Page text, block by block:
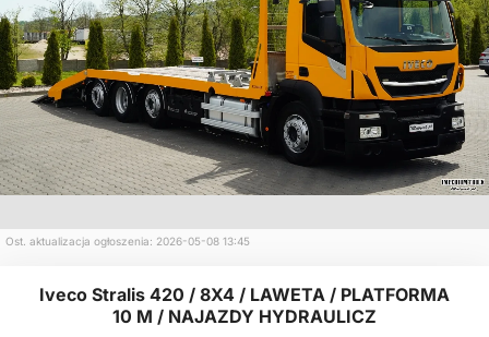
Ost. aktualizacja ogłoszenia: 2026-05-08 13:45
Iveco Stralis 420 / 8X4 / LAWETA / PLATFORMA
10 M / NAJAZDY HYDRAULICZ